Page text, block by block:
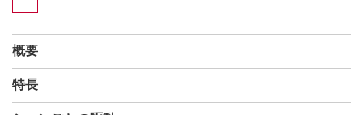
概要
特長